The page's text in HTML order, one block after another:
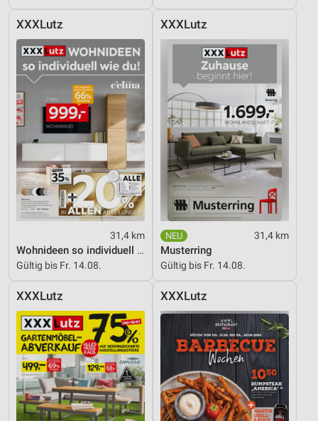
XXXLutz
31,4 km
Wohnideen so individuell wie du!
Gültig bis Fr. 14.08.
XXXLutz
31,4 km
Musterring
Gültig bis Fr. 14.08.
XXXLutz XXXLutz